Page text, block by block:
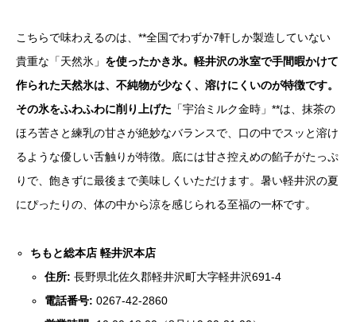
こちらで味わえるのは、**全国でわずか7軒しか製造していない
貴重な「天然氷」 を使ったかき氷。軽井沢の氷室で手間暇かけて
作られた天然氷は、不純物が少なく、溶けにくいのが特徴です。
その氷をふわふわに削り上げた 「宇治ミルク金時」**は、抹茶の
ほろ苦さと練乳の甘さが絶妙なバランスで、口の中でスッと溶け
るような優しい舌触りが特徴。底には甘さ控えめの餡子がたっぷ
りで、飽きずに最後まで美味しくいただけます。暑い軽井沢の夏
にぴったりの、体の中から涼を感じられる至福の一杯です。
ちもと総本店 軽井沢本店
住所: 長野県北佐久郡軽井沢町大字軽井沢691-4
電話番号: 0267-42-2860